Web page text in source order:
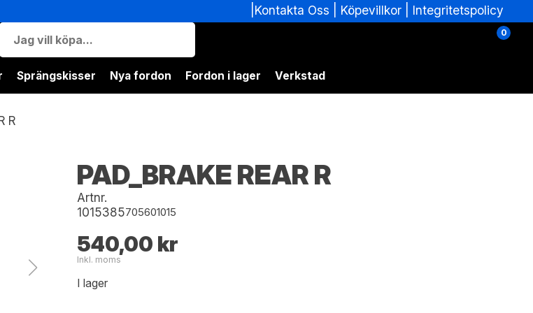
Köpevillkor| Integritetspolicy
0
Sprängskisser Nya fordon Fordon i lager Verkstad
R
PAD_BRAKE REAR R
Artnr.
1015385705601015
540,00 kr
Inkl. moms
I lager